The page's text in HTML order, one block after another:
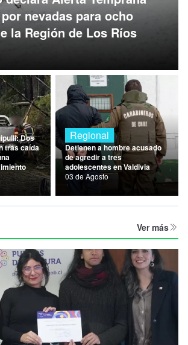
nevadas para ocho
la Región de Los Ríos
Dos
tras caída
Regional
Detienen a hombre acusado
de agredir a tres
adolescentes en Valdivia
03 de Agosto
Ver más